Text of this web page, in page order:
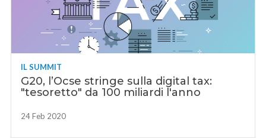
IL SUMMIT
G20, l’Ocse stringe sulla digital tax:
"tesoretto" da 100 miliardi l'anno
24 Feb 2020